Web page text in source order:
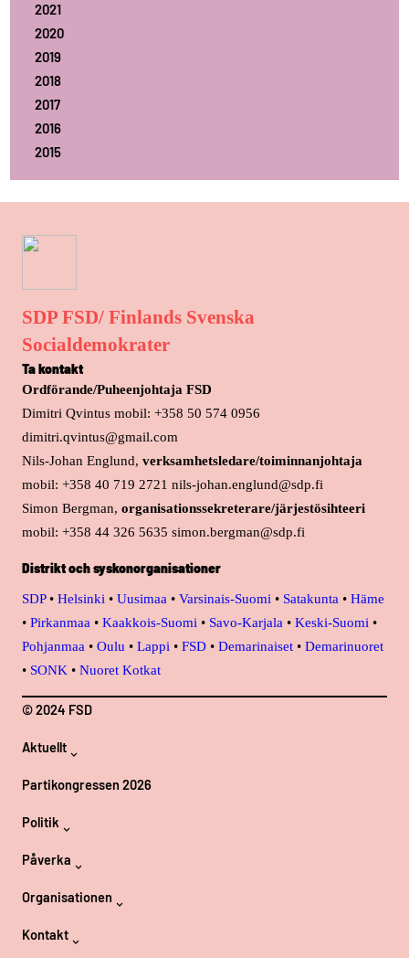
2021
2020
2019
2018
2017
2016
2015
SDP FSD/ Finlands Svenska
Socialdemokrater
Ta kontakt
Ordförande/Puheenjohtaja FSD
Dimitri Qvintus mobil: +358 50 574 0956
dimitri.qvintus@gmail.com
Nils-Johan Englund, verksamhetsledare/toiminnanjohtaja
mobil: +358 40 719 2721 nils-johan.englund@sdp.fi
Simon Bergman, organisationssekreterare/järjestösihteeri
mobil: +358 44 326 5635 simon.bergman@sdp.fi
Distrikt och syskonorganisationer
SDP• Helsinki • Uusimaa • Varsinais-Suomi • Satakunta • Häme
• Pirkanmaa • Kaakkois-Suomi • Savo-Karjala • Keski-Suomi •
Pohjanmaa • Oulu • Lappi • FSD • Demarinaiset • Demarinuoret
• SONK • Nuoret Kotkat
© 2024 FSD
Aktuellt
Partikongressen 2026
Politik
Påverka
Organisationen
Kontakt